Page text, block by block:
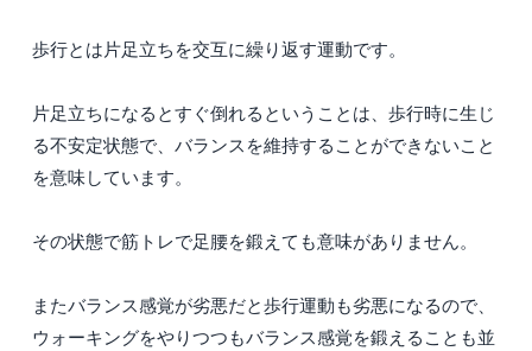
歩行とは片足立ちを交互に繰り返す運動です。
片足立ちになるとすぐ倒れるということは、歩行時に生じ
る不安定状態で、バランスを維持することができないこと
を意味しています。
その状態で筋トレで足腰を鍛えても意味がありません。
またバランス感覚が劣悪だと歩行運動も劣悪になるので、
ウォーキングをやりつつもバランス感覚を鍛えることも並